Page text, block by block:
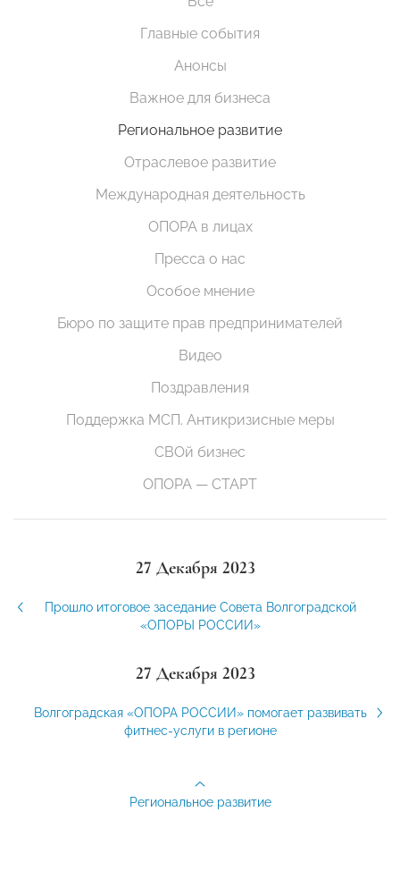
Главные события
Анонсы
Важное для бизнеса
Региональное развитие
Отраслевое развитие
Международная деятельность
ОПОРА в лицах
Пресса о нас
Особое мнение
Бюро по защите прав предпринимателей
Видео
Поздравления
Поддержка МСП. Антикризисные меры
СВОй бизнес
ОПОРА — СТАРТ
27 Декабря 2023
Прошло итоговое заседание Совета Волгоградской
«ОПОРЫ РОССИИ»
27 Декабря 2023
Волгоградская «ОПОРА РОССИИ» помогает развивать
фитнес-услуги в регионе
Региональное развитие